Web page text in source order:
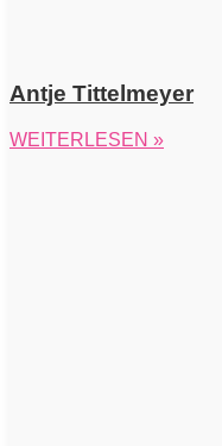
Antje Tittelmeyer
WEITERLESEN »